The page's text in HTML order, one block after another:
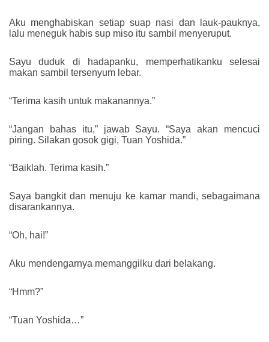
Aku menghabiskan setiap suap nasi dan lauk-pauknya,
lalu meneguk habis sup miso itu sambil menyeruput.
Sayu duduk di hadapanku, memperhatikanku selesai
makan sambil tersenyum lebar.
“Terima kasih untuk makanannya.”
“Jangan bahas itu,” jawab Sayu. “Saya akan mencuci
piring. Silakan gosok gigi, Tuan Yoshida.”
“Baiklah. Terima kasih.”
Saya bangkit dan menuju ke kamar mandi, sebagaimana
disarankannya.
“Oh, hai!”
Aku mendengarnya memanggilku dari belakang.
“Hmm?”
“Tuan Yoshida…”